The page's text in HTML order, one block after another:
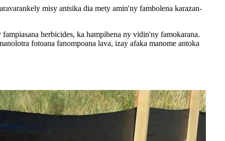
misy antsika dia mety amin'ny fambolena karazan-
herbicides, ka hampihena ny vidin'ny famokarana.
fotoana fanompoana lava, izay afaka manome antoka